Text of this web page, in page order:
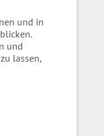
und in
und
lassen,